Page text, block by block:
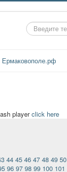
Искать...
Ермаковополе.рф
playerclick here
44 45 46 47 48 49 50
96 97 98 99 100 101